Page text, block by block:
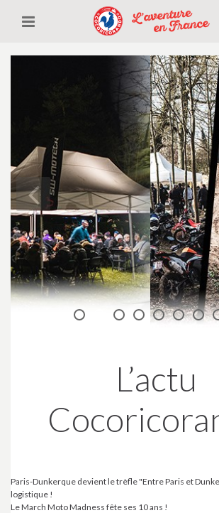
March
Madness
L’actu
Paris-Dunkerque devient le trèfle "Entre Paris et
logistique !
Le March Moto Madness fête ses 10 ans !